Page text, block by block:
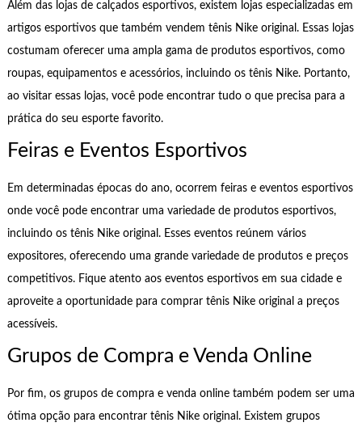
Além das lojas de calçados esportivos, existem lojas especializadas em
artigos esportivos que também vendem tênis Nike original. Essas lojas
costumam oferecer uma ampla gama de produtos esportivos, como
roupas, equipamentos e acessórios, incluindo os tênis Nike. Portanto,
ao visitar essas lojas, você pode encontrar tudo o que precisa para a
prática do seu esporte favorito.
Feiras e Eventos Esportivos
Em determinadas épocas do ano, ocorrem feiras e eventos esportivos
onde você pode encontrar uma variedade de produtos esportivos,
incluindo os tênis Nike original. Esses eventos reúnem vários
expositores, oferecendo uma grande variedade de produtos e preços
competitivos. Fique atento aos eventos esportivos em sua cidade e
aproveite a oportunidade para comprar tênis Nike original a preços
acessíveis.
Grupos de Compra e Venda Online
Por fim, os grupos de compra e venda online também podem ser uma
ótima opção para encontrar tênis Nike original. Existem grupos